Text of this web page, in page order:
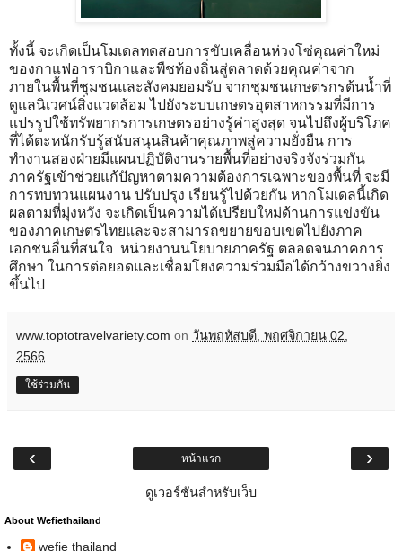
ทั้งนี้ จะเกิดเป็นโมเดลทดสอบการขับเคลื่อนห่วงโซ่คุณค่าใหม่
ของกาแฟอาราบิกาและพืชท้องถิ่นสู่ตลาดด้วยคุณค่าจาก
ภายในพื้นที่ชุมชนและสังคมยอมรับ จากชุมชนเกษตรกรต้นน้ำที่
ดูแลนิเวศน์สิ่งแวดล้อม ไปยังระบบเกษตรอุตสาหกรรมที่มีการ
แปรรูปใช้ทรัพยากรการเกษตรอย่างรู้ค่าสูงสุด จนไปถึงผู้บริโภค
ที่ได้ตะหนักรับรู้สนับสนุนสินค้าคุณภาพสู่ความยั่งยืน การ
ทำงานสองฝ่ายมีแผนปฏิบัติงานรายพื้นที่อย่างจริงจังร่วมกัน
ภาครัฐเข้าช่วยแก้ปัญหาตามความต้องการเฉพาะของพื้นที่ จะมี
การทบทวนแผนงาน ปรับปรุง เรียนรู้ไปด้วยกัน หากโมเดลนี้เกิด
ผลตามที่มุ่งหวัง จะเกิดเป็นความได้เปรียบใหม่ด้านการแข่งขัน
ของภาคเกษตรไทยและจะสามารถขยายขอบเขตไปยังภาค
เอกชนอื่นที่สนใจ หน่วยงานนโยบายภาครัฐ ตลอดจนภาคการ
ศึกษา ในการต่อยอดและเชื่อมโยงความร่วมมือได้กว้างขวางยิ่ง
ขึ้นไป
www.toptotravelvariety.com on วันพฤหัสบดี, พฤศจิกายน 02,
2566
ใช้ร่วมกัน
‹ ›
หน้าแรก
ดูเวอร์ชันสำหรับเว็บ
About Wefiethailand
wefie thailand